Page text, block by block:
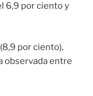
6,9 por ciento y
por ciento),
observada entre